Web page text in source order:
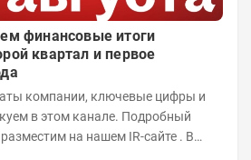
финансовые итоги
квартал и первое
компании, ключевые цифры и
канале. Подробный
IR-сайте . В